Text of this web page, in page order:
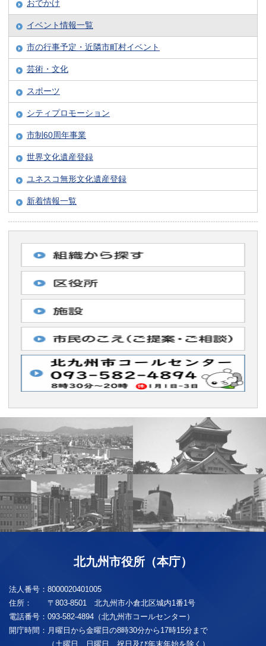
おでかけ
イベント情報一覧
市の行事予定・近隣市町村イベント
芸術・文化
スポーツ
シティプロモーション
市制60周年事業
世界文化遺産登録
ユネスコ無形文化遺産登録
新着情報一覧
北九州市役所（本庁）
法人番号： 8000020401005
住所：
〒803-8501 北九州市小倉北区城内1番1号
電話番号： 093-582-4894（北九州市コールセンター）
開庁時間： 月曜日から金曜日の8時30分から17時15分まで
（土曜日、日曜日、祝日及び年末年始を除く）